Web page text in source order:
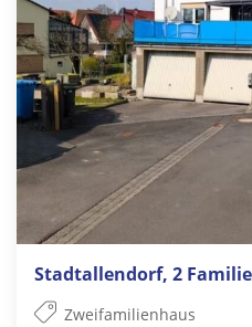
Stadtallendorf, 2
Zweifamilienhaus